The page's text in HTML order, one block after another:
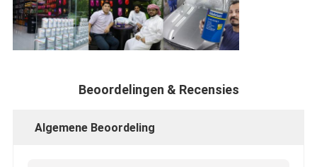
Beoordelingen & Recensies
Algemene Beoordeling